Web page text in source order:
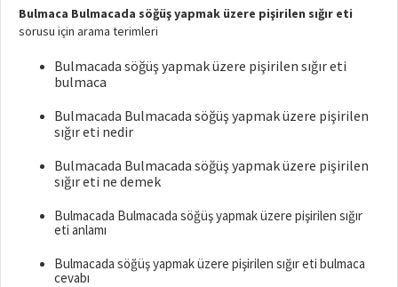
Bulmaca Bulmacada söğüş yapmak üzere pişirilen sığır eti
sorusu için arama terimleri
Bulmacada söğüş yapmak üzere pişirilen sığır eti
bulmaca
Bulmacada Bulmacada söğüş yapmak üzere pişirilen
sığır eti nedir
Bulmacada Bulmacada söğüş yapmak üzere pişirilen
sığır eti ne demek
Bulmacada Bulmacada söğüş yapmak üzere pişirilen sığır
eti anlamı
Bulmacada söğüş yapmak üzere pişirilen sığır eti bulmaca
cevabı